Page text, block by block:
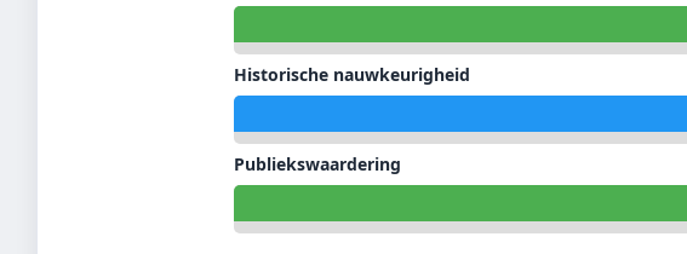
Historische nauwkeurigheid
Publiekswaardering